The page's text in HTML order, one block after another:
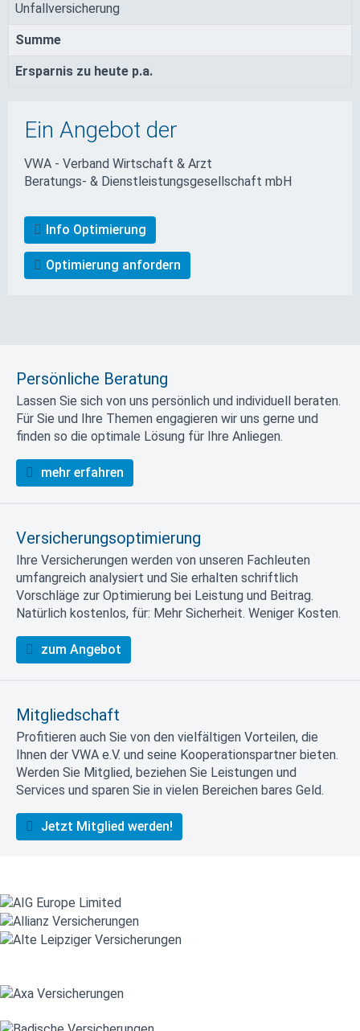
Unfallversicherung
Summe
Ersparnis zu heute p.a.
Ein Angebot der
VWA - Verband Wirtschaft & Arzt
Beratungs- & Dienstleistungs­gesellschaft mbH
Info Optimierung
Optimierung anfordern
Persönliche Beratung
Lassen Sie sich von uns persönlich und individuell beraten.
Für Sie und Ihre Themen engagieren wir uns gerne und
finden so die optimale Lösung für Ihre Anliegen.
mehr erfahren
Versicherungsoptimierung
Ihre Versicherungen werden von unseren Fachleuten
umfangreich analysiert und Sie erhalten schriftlich
Vorschläge zur Optimierung bei Leistung und Beitrag.
Natürlich kostenlos, für: Mehr Sicherheit. Weniger Kosten.
zum Angebot
Mitgliedschaft
Profitieren auch Sie von den vielfältigen Vorteilen, die
Ihnen der VWA e.V. und seine Kooperationspartner bieten.
Werden Sie Mitglied, beziehen Sie Leistungen und
Services und sparen Sie in vielen Bereichen bares Geld.
Jetzt Mitglied werden!